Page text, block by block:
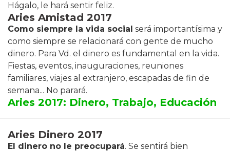
Hágalo, le hará sentir feliz.
Aries Amistad 2017
Como siempre la vida social será importantísima y
como siempre se relacionará con gente de mucho
dinero. Para Vd. el dinero es fundamental en la vida.
Fiestas, eventos, inauguraciones, reuniones
familiares, viajes al extranjero, escapadas de fin de
semana... No parará.
Aries 2017: Dinero, Trabajo, Educación
Aries Dinero 2017
El dinero no le preocupará. Se sentirá bien